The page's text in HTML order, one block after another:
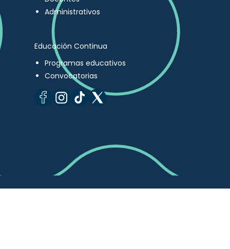
Administrativos
Educación Continua
Programas educativos
Convocatorias